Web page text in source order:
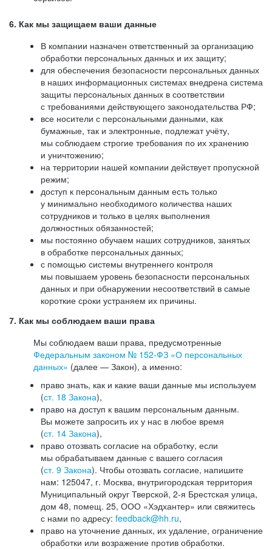
6. Как мы защищаем ваши данные
В компании назначен ответственный за организацию
обработки персональных данных и их защиту;
для обеспечения безопасности персональных данных
в наших информационных системах внедрена система
защиты персональных данных в соответствии
с требованиями действующего законодательства РФ;
все носители с персональными данными, как
бумажные, так и электронные, подлежат учёту,
мы соблюдаем строгие требования по их хранению
и уничтожению;
на территории нашей компании действует пропускной
режим;
доступ к персональным данным есть только
у минимально необходимого количества наших
сотрудников и только в целях выполнения
должностных обязанностей;
мы постоянно обучаем наших сотрудников, занятых
в обработке персональных данных;
с помощью системы внутреннего контроля
мы повышаем уровень безопасности персональных
данных и при обнаружении несоответствий в самые
короткие сроки устраняем их причины.
7. Как мы соблюдаем ваши права
Мы соблюдаем ваши права, предусмотренные
Федеральным законом № 152-ФЗ «О персональных
данных» (далее — Закон), а именно:
право знать, как и какие ваши данные мы используем
(ст. 18 Закона),
право на доступ к вашим персональным данным.
Вы можете запросить их у нас в любое время
(ст. 14 Закона),
право отозвать согласие на обработку, если
мы обрабатываем данные с вашего согласия
(ст. 9 Закона). Чтобы отозвать согласие, напишите
нам: 125047, г. Москва, внутригородская территория
Муниципальный округ Тверской, 2-я Брестская улица,
дом 48, помещ. 25, ООО «Хэдхантер» или свяжитесь
с нами по адресу: feedback@hh.ru,
право на уточнение данных, их удаление, ограничение
обработки или возражение против обработки.